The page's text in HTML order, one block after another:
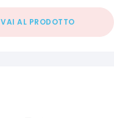
VAI AL PRODOTTO